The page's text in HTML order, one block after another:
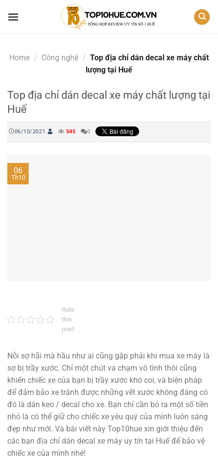
Home / Công nghệ / Top địa chỉ dán decal xe máy chất
lượng tại Huế
Top địa chỉ dán decal xe máy chất lượng tại
Huế
06/10/2021 545 0
06
Th10
Rate
this
post
Nỗi sợ hãi mà hầu như ai cũng gặp phải khi mua xe máy là
sợ bị trầy xước. Chỉ một chút va chạm vô tình thôi cũng
khiến chiếc xe của bạn bị trầy xước khó coi, và biện pháp
để đảm bảo xe tránh được những vết xước không đáng có
đó là dán keo / decal cho xe. Bạn chỉ cần bỏ ra một số tiền
nhỏ là có thể giữ cho chiếc xe yêu quý của mình luôn sáng
đẹp như mới. Và bài viết này Top10hue xin giới thiệu đến
các bạn địa chỉ dán decal xe máy uy tín tại Huế để bảo vệ
chiếc xe của mình nhé!